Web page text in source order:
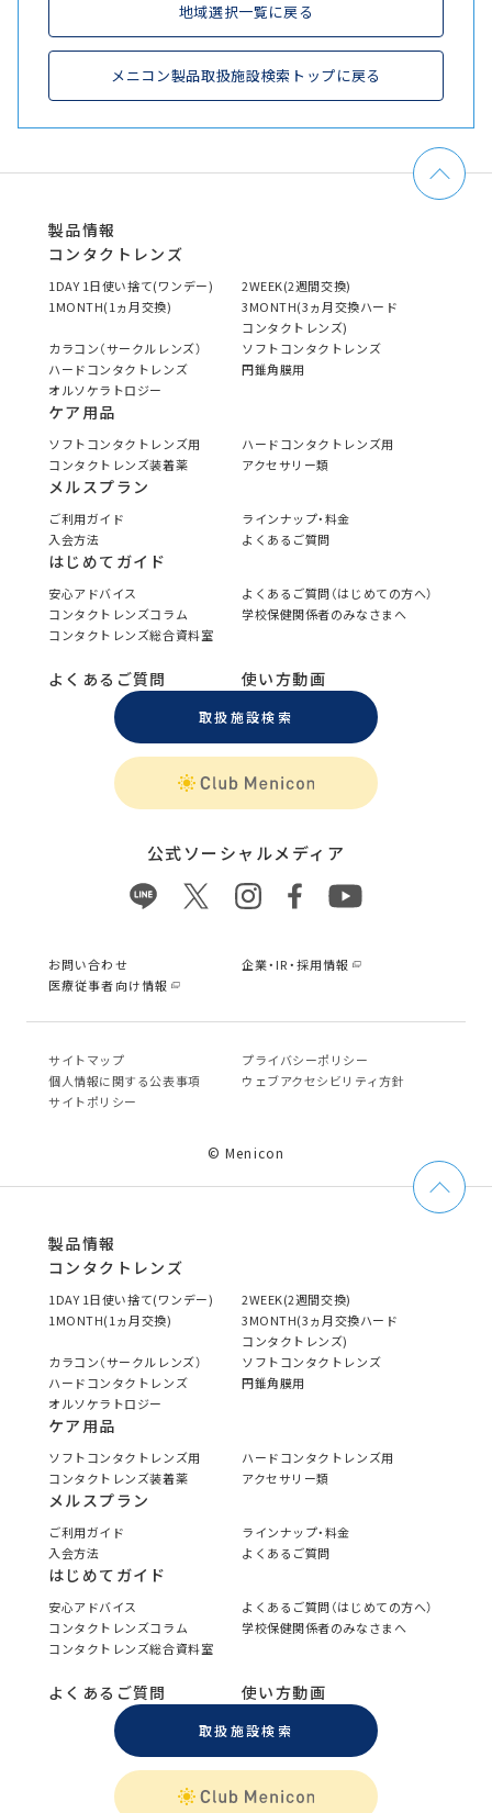
地域選択一覧に戻る
メニコン製品取扱施設検索トップに戻る
製品情報
コンタクトレンズ
1DAY 1日使い捨て(ワンデー)
2WEEK(2週間交換)
1MONTH(1ヵ月交換)
3MONTH(3ヵ月交換ハード
コンタクトレンズ)
カラコン（サークルレンズ）
ソフトコンタクトレンズ
ハードコンタクトレンズ
円錐角膜用
オルソケラトロジー
ケア用品
ソフトコンタクトレンズ用
ハードコンタクトレンズ用
コンタクトレンズ装着薬
アクセサリー類
メルスプラン
ご利用ガイド
ラインナップ・料金
入会方法
よくあるご質問
はじめてガイド
安心アドバイス
よくあるご質問（はじめての方へ）
コンタクトレンズコラム
学校保健関係者のみなさまへ
コンタクトレンズ総合資料室
よくあるご質問 使い方動画
取扱施設検索
公式ソーシャルメディア
お問い合わせ
企業・IR・採用情報
医療従事者向け情報
サイトマップ
プライバシーポリシー
個⼈情報に関する公表事項
ウェブアクセシビリティ方針
サイトポリシー
© Menicon
製品情報
コンタクトレンズ
1DAY 1日使い捨て(ワンデー)
2WEEK(2週間交換)
1MONTH(1ヵ月交換)
3MONTH(3ヵ月交換ハード
コンタクトレンズ)
カラコン（サークルレンズ）
ソフトコンタクトレンズ
ハードコンタクトレンズ
円錐角膜用
オルソケラトロジー
ケア用品
ソフトコンタクトレンズ用
ハードコンタクトレンズ用
コンタクトレンズ装着薬
アクセサリー類
メルスプラン
ご利用ガイド
ラインナップ・料金
入会方法
よくあるご質問
はじめてガイド
安心アドバイス
よくあるご質問（はじめての方へ）
コンタクトレンズコラム
学校保健関係者のみなさまへ
コンタクトレンズ総合資料室
よくあるご質問 使い方動画
取扱施設検索